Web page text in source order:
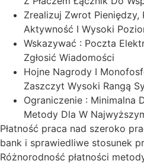
Zrealizuj Zwrot
Aktywność I Wysoki
Wskazywać : Poczta
Zgłosić Wiadomości
Hojne Nagrody I
Zaszczyt Wysoki Rangą
Ograniczenie : Minimalna
Metody Dla W
Płatność praca nad szeroko
bank i sprawiedliwe stosunek
Różnorodność płatności